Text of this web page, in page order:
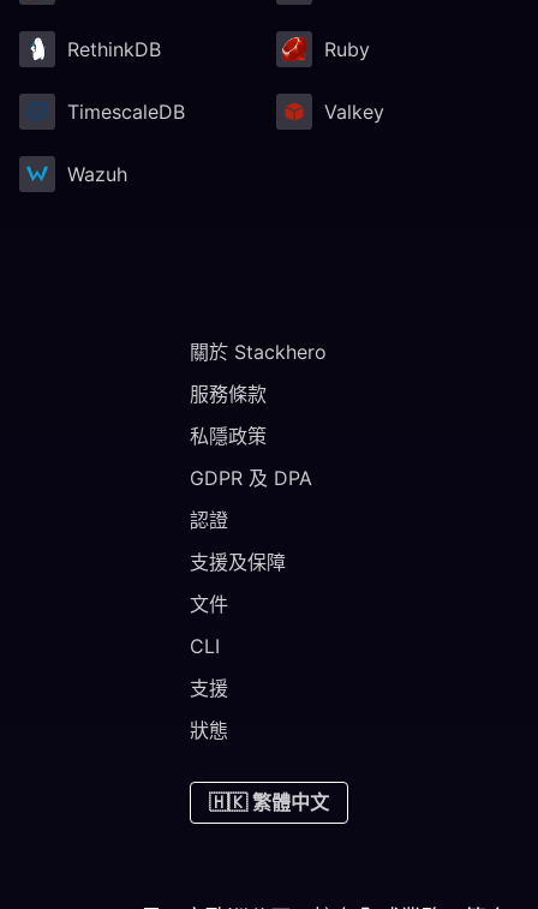
RethinkDB Ruby
TimescaleDB Valkey
Wazuh
關於 Stackhero
服務條款
私隱政策
GDPR 及 DPA
認證
支援及保障
文件
CLI
支援
狀態
🇭🇰 繁體中文